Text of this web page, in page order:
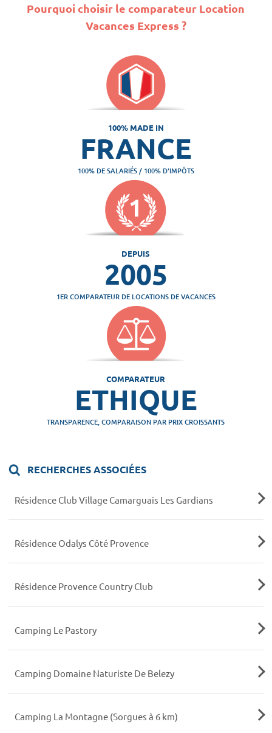
Pourquoi choisir le comparateur Location
Vacances Express ?
100% MADE IN
FRANCE
100% DE SALARIÉS / 100% D'IMPÔTS
DEPUIS
2005
1ER COMPARATEUR DE LOCATIONS DE VACANCES
COMPARATEUR
ETHIQUE
TRANSPARENCE, COMPARAISON PAR PRIX CROISSANTS
RECHERCHES ASSOCIÉES
Résidence Club Village Camarguais Les Gardians
Résidence Odalys Côté Provence
Résidence Provence Country Club
Camping Le Pastory
Camping Domaine Naturiste De Belezy
Camping La Montagne (Sorgues à 6 km)